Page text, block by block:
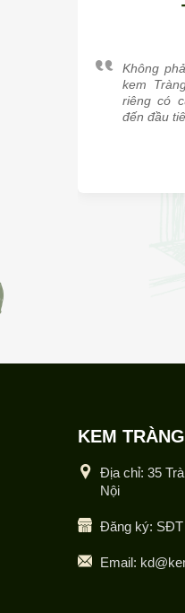
Không
kem
riêng có
đến đầu
KEM
Địa chỉ: 35
Nội
Đăng ký: SĐT
Email: